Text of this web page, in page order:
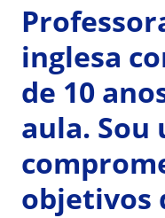
inglesa
de 10
aula. Sou
objetivos